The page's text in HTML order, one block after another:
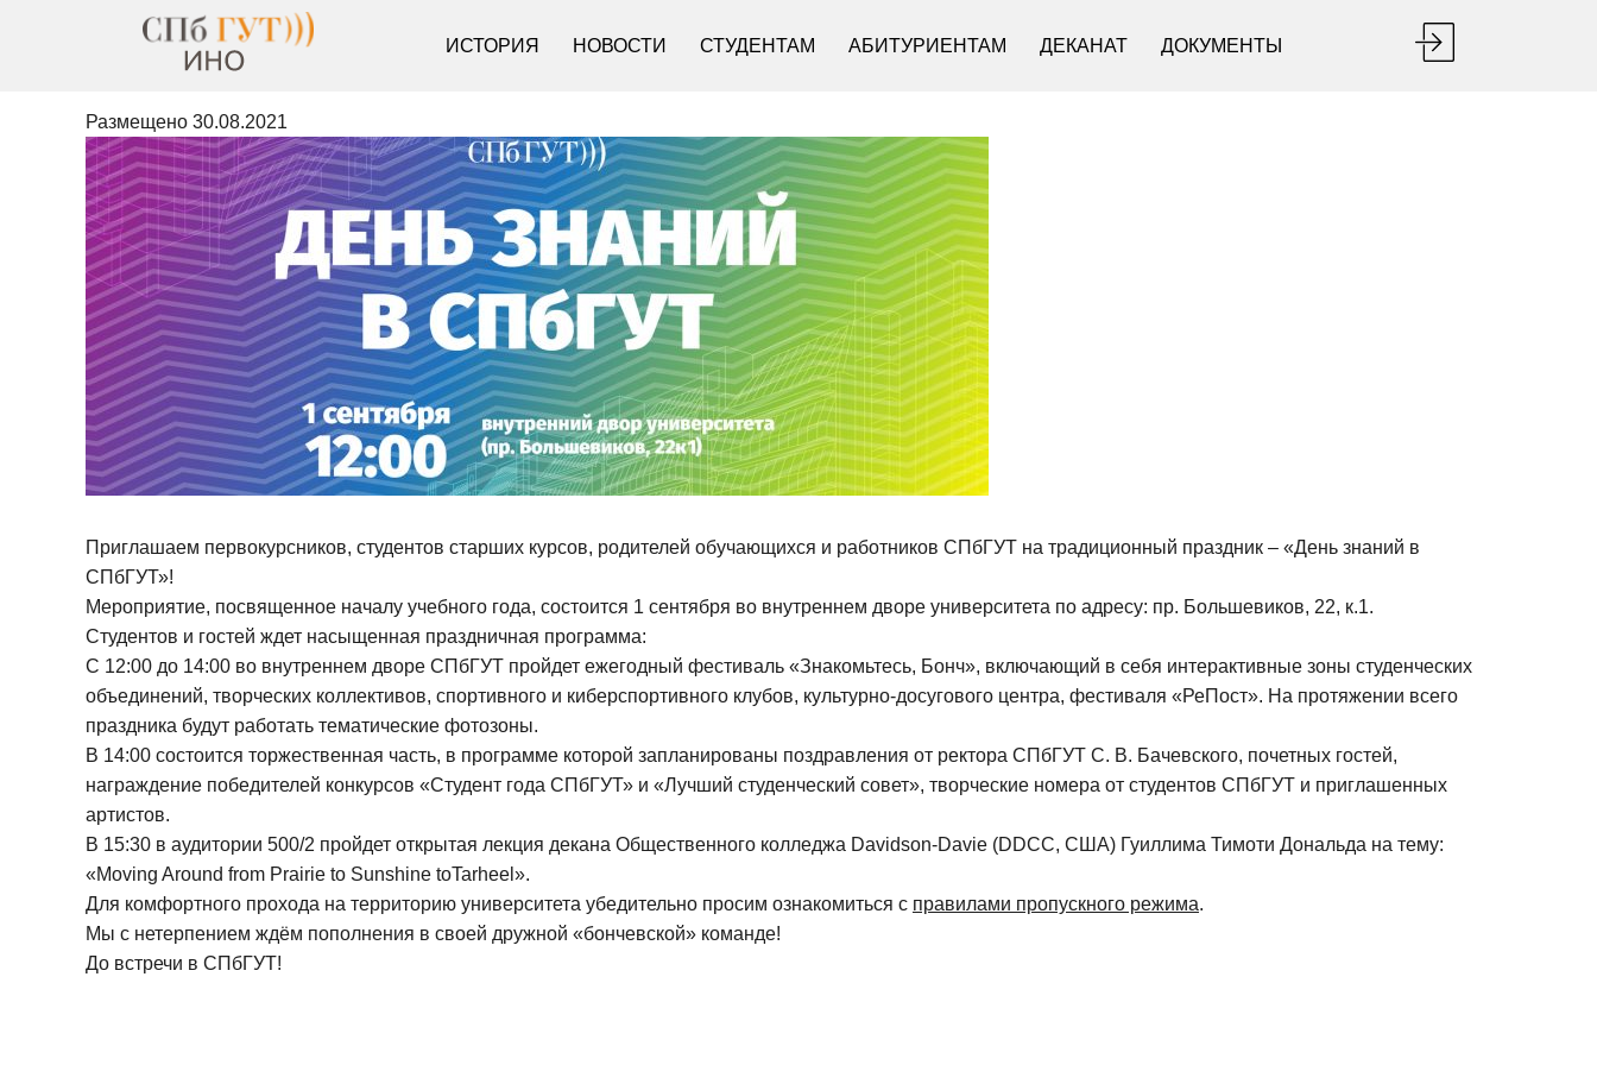
ИСТОРИЯ НОВОСТИ СТУДЕНТАМ АБИТУРИЕНТАМ ДЕКАНАТ ДОКУМЕНТЫ
Размещено 30.08.2021
Приглашаем первокурсников, студентов старших курсов, родителей обучающихся и работников СПбГУТ на традиционный праздник – «День знаний в
СПбГУТ»!
Мероприятие, посвященное началу учебного года, состоится 1 сентября во внутреннем дворе университета по адресу: пр. Большевиков, 22, к.1.
Студентов и гостей ждет насыщенная праздничная программа:
С 12:00 до 14:00 во внутреннем дворе СПбГУТ пройдет ежегодный фестиваль «Знакомьтесь, Бонч», включающий в себя интерактивные зоны студенческих
объединений, творческих коллективов, спортивного и киберспортивного клубов, культурно-досугового центра, фестиваля «РеПост». На протяжении всего
праздника будут работать тематические фотозоны.
В 14:00 состоится торжественная часть, в программе которой запланированы поздравления от ректора СПбГУТ С. В. Бачевского, почетных гостей,
награждение победителей конкурсов «Студент года СПбГУТ» и «Лучший студенческий совет», творческие номера от студентов СПбГУТ и приглашенных
артистов.
В 15:30 в аудитории 500/2 пройдет открытая лекция декана Общественного колледжа Davidson-Davie (DDCC, США) Гуиллима Тимоти Дональда на тему:
«Moving Around from Prairie to Sunshine toTarheel».
Для комфортного прохода на территорию университета убедительно просим ознакомиться с правилами пропускного режима.
Мы с нетерпением ждём пополнения в своей дружной «бончевской» команде!
До встречи в СПбГУТ!